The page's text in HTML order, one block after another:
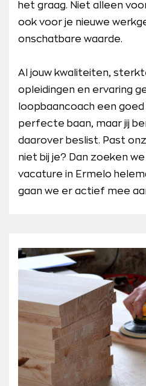
het graag. Niet alleen
ook voor je nieuwe
onschatbare waarde.
Al jouw kwaliteiten,
opleidingen en ervaring
loopbaancoach een
perfecte baan, maar jij
daarover beslist. Past
niet bij je? Dan zoeken
vacature in Ermelo
gaan we er actief mee